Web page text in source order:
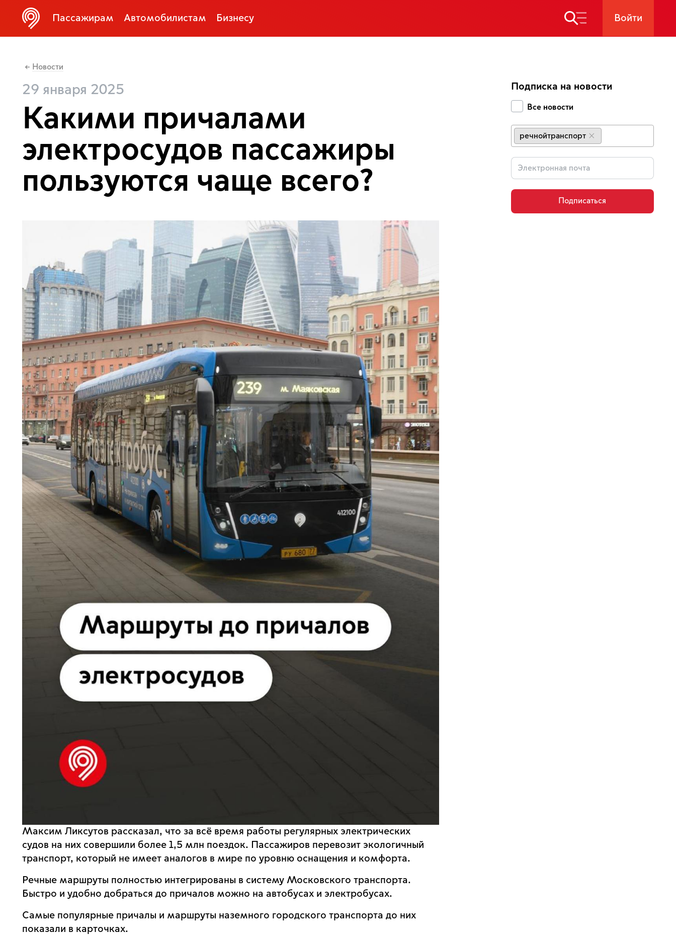
Пассажирам Автомобилистам Бизнесу Войти
← Новости
29 января 2025
Какими причалами
электросудов пассажиры
пользуются чаще всего?
Максим Ликсутов рассказал, что за всё время работы регулярных электрических
судов на них совершили более 1,5 млн поездок. Пассажиров перевозит экологичный
транспорт, который не имеет аналогов в мире по уровню оснащения и комфорта.
Речные маршруты полностью интегрированы в систему Московского транспорта.
Быстро и удобно добраться до причалов можно на автобусах и электробусах.
Самые популярные причалы и маршруты наземного городского транспорта до них
показали в карточках.
Подписка на новости
Все новости
речнойтранспорт
Подписаться